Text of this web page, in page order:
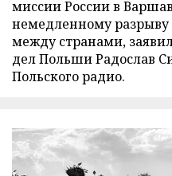
миссии России в
немедленному
между странами,
дел Польши Радослав
Польского радио.